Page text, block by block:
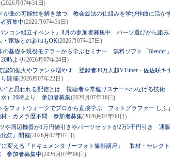
(2026月07年31日)
が曲の可能性を解き放つ 教会旋法の仕組みを学び作曲に活か
募集中(2026月07年31日)
ソコン組立イベント』8月の参加者募集中 パーツ選びから組
家族との参加もOK(2026月07年27日)
の基礎を現役モデラーから学ぶセミナー 無料ソフト「Blender
時より (2026月07年24日)
認知拡大やファンを増やす 登録者30万人超VTuber・佐佐咲キ
開催(2026月07年22日)
い”と思われる配信とは 視聴者を常連リスナーへつなげる技
）20時より 参加者募集(2026月07年16日)
をフォトウォークでプロから直接学ぶ フォトグラファー しふ
・カメラ歴不問 参加者募集(2026月07年08日)
ツや周辺機器が1万円値引きやパーツセットが2万5千円引き 通
化祭』開催(2026月07年07日)
”に変える『ドキュメンタリーフォト撮影講座』 取材・セレク
参加者募集中(2026月07年06日)